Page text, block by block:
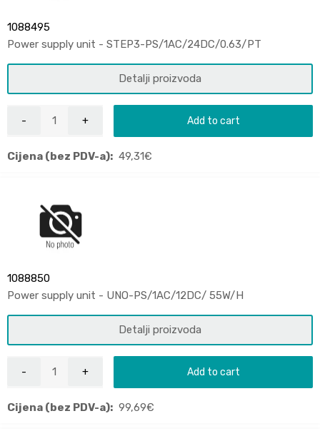
1088495
Power supply unit - STEP3-PS/1AC/24DC/0.63/PT
Detalji proizvoda
Add to cart
Cijena (bez PDV-a): 49,31€
1088850
Power supply unit - UNO-PS/1AC/12DC/ 55W/H
Detalji proizvoda
Add to cart
Cijena (bez PDV-a): 99,69€